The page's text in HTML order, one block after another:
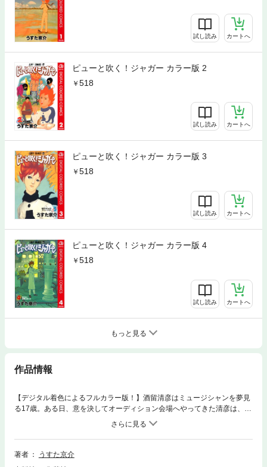
試し読み カートへ
ピューと吹く！ジャガー カラー版 2
518
試し読み カートへ
ピューと吹く！ジャガー カラー版 3
518
試し読み カートへ
ピューと吹く！ジャガー カラー版 4
518
試し読み カートへ
もっと見る
作品情報
【デジタル着色によるフルカラー版！】酒留清彦はミュージシャンを夢見
る17歳。ある日、意を決してオーディション会場へやってきた清彦は、そ
こで謎のフエ吹き男と出会う。彼こそが、この後の清彦をギャグ人生へと
誘うジャガーさん、その人であった!!
著者
うすた京介